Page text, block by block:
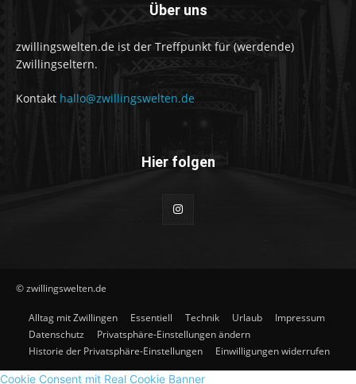
Über uns
zwillingswelten.de ist der Treffpunkt für (werdende)
Zwillingseltern.
Kontakt hallo@zwillingswelten.de
Hier folgen
© zwillingswelten.de
Alltag mit Zwillingen Essentiell Technik Urlaub
Impressum
Datenschutz
Privatsphäre-Einstellungen ändern
Historie der Privatsphäre-Einstellungen
Einwilligungen widerrufen
Cookie Consent mit Real Cookie Banner